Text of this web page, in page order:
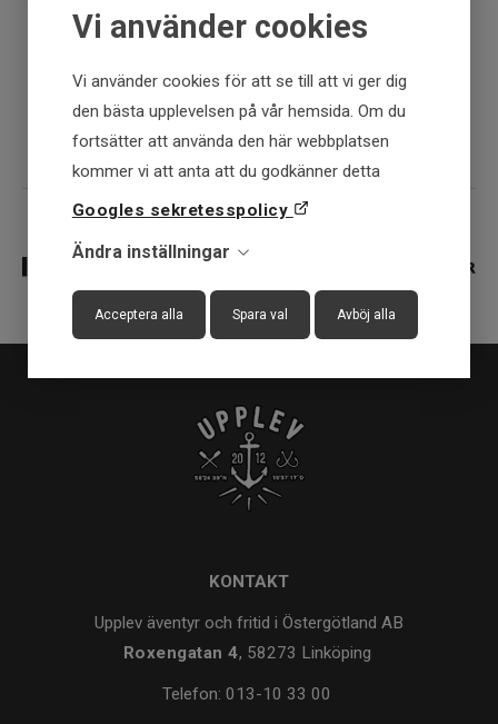
Vi använder cookies
Vi använder cookies för att se till att vi ger dig
den bästa upplevelsen på vår hemsida. Om du
fortsätter att använda den här webbplatsen
kommer vi att anta att du godkänner detta
Googles sekretesspolicy
Ändra inställningar
Acceptera alla Spara val Avböj alla
Fysisk butik
KONTAKT
Upplev äventyr och fritid i Östergötland AB
Roxengatan 4, 58273 Linköping
Telefon: 013-10 33 00